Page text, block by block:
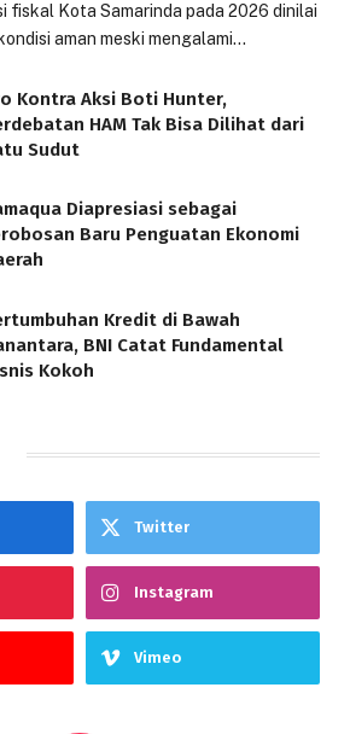
fiskal Kota Samarinda pada 2026 dinilai
aman meski mengalami…
Kontra Aksi Boti Hunter,
HAM Tak Bisa Dilihat dari
Sudut
Diapresiasi sebagai
Baru Penguatan Ekonomi
Kredit di Bawah
BNI Catat Fundamental
Kokoh
Twitter
Instagram
Vimeo